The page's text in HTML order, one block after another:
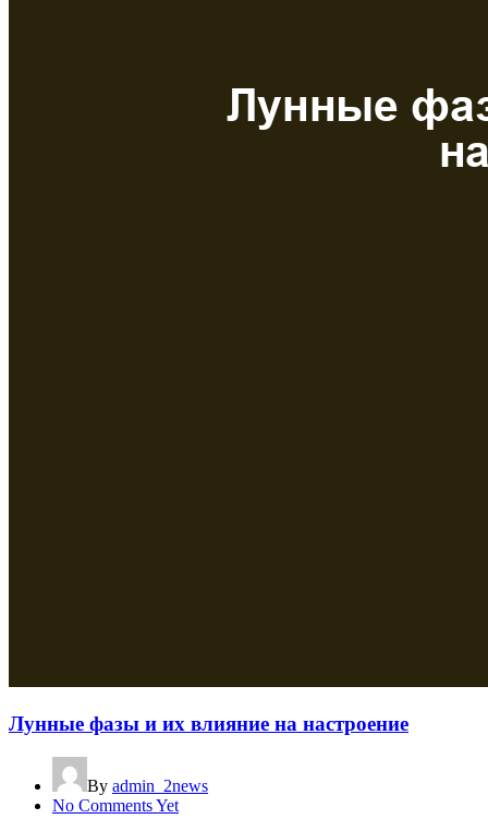
Лунные фазы и их влияние на настроение
By admin_2news
No Comments Yet